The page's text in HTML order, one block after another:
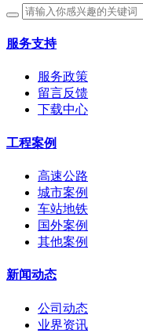
服务支持
服务政策
留言反馈
下载中心
工程案例
高速公路
城市案例
车站地铁
国外案例
其他案例
新闻动态
公司动态
业界资讯